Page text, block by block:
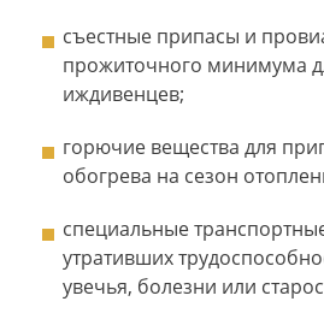
съестные припасы и
прожиточного минимума
иждивенцев;
горючие вещества для
обогрева на сезон
специальные
утративших
увечья, болезни или